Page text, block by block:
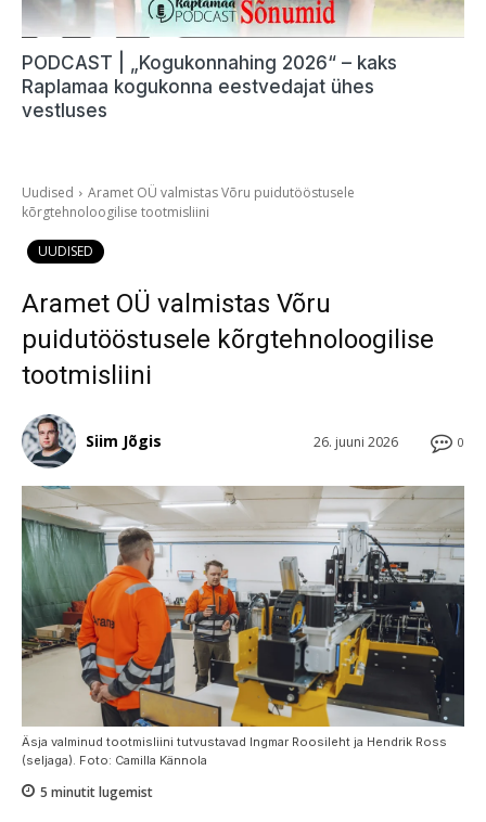
PODCAST | „Kogukonnahing 2026“ – kaks
Raplamaa kogukonna eestvedajat ühes
vestluses